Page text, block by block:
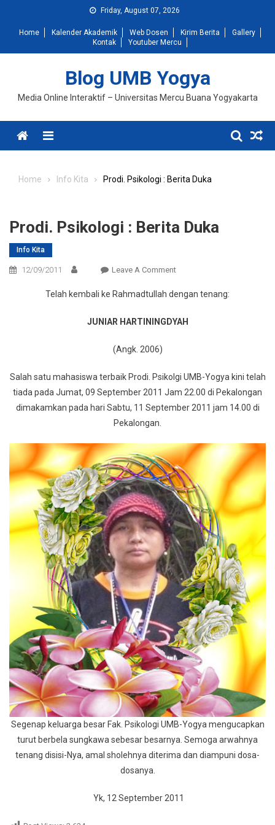
content
Friday, August 07, 2026
Home Kalender Akademik Web Dosen Kirim Berita
Gallery
Kontak
Youtuber Mercu
Blog UMB Yogya
Media Online Interaktif – Universitas Mercu Buana Yogyakarta
Menu
Home Info Kita Prodi. Psikologi : Berita Duka
Prodi. Psikologi : Berita Duka
Info Kita
12/09/2011 Leave A CommentOn
Psikologi
Berita
Telah kembali ke Rahmadtullah dengan tenang:
JUNIAR HARTININGDYAH
(Angk. 2006)
Salah satu mahasiswa terbaik Prodi. Psikolgi UMB-Yogya kini telah
tiada pada Jumat, 09 September 2011 Jam 22.00 di Pekalongan
dimakamkan pada hari Sabtu, 11 September 2011 jam 14.00 di
Pekalongan.
Segenap keluarga besar Fak. Psikologi UMB-Yogya mengucapkan
turut berbela sungkawa sebesar besarnya. Semoga arwahnya
tenang disisi-Nya, amal sholehnya diterima dan diampuni dosa-
dosanya.
Yk, 12 September 2011